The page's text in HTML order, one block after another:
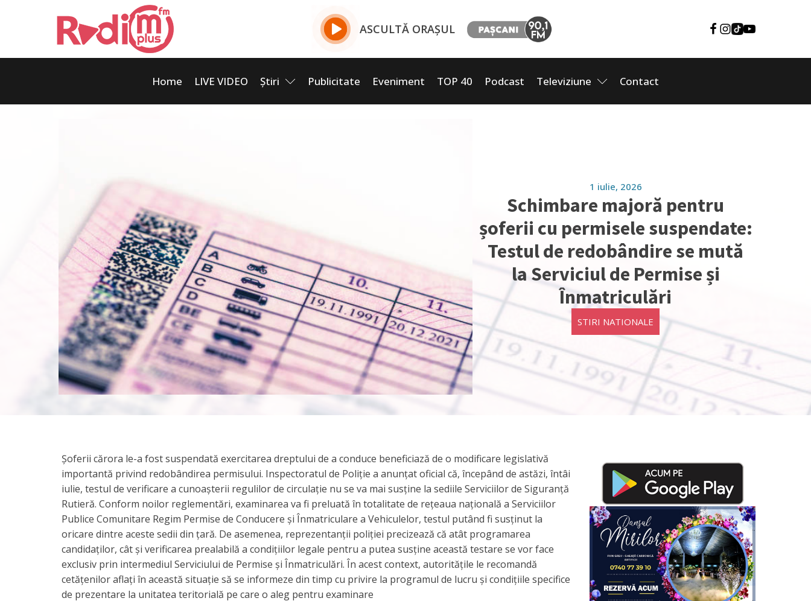
ASCULTĂ ORAȘUL
Home LIVE VIDEO Știri Publicitate Eveniment TOP 40 Podcast Televiziune Contact
1 iulie, 2026
Schimbare majoră pentru
șoferii cu permisele suspendate:
Testul de redobândire se mută
la Serviciul de Permise și
Înmatriculări
STIRI NATIONALE
​Șoferii cărora le-a fost suspendată exercitarea dreptului de a conduce beneficiază de o modificare legislativă
importantă privind redobândirea permisului. Inspectoratul de Poliție a anunțat oficial că, începând de astăzi, întâi
iulie, testul de verificare a cunoașterii regulilor de circulație nu se va mai susține la sediile Serviciilor de Siguranță
Rutieră. Conform noilor reglementări, examinarea va fi preluată în totalitate de rețeaua națională a Serviciilor
Publice Comunitare Regim Permise de Conducere și Înmatriculare a Vehiculelor, testul putând fi susținut la
oricare dintre aceste sedii din țară. ​De asemenea, reprezentanții poliției precizează că atât programarea
candidaților, cât și verificarea prealabilă a condițiilor legale pentru a putea susține această testare se vor face
exclusiv prin intermediul Serviciului de Permise și Înmatriculări. În acest context, autoritățile le recomandă
cetățenilor aflați în această situație să se informeze din timp cu privire la programul de lucru și condițiile specifice
de prezentare la unitatea teritorială pe care o aleg pentru examinare